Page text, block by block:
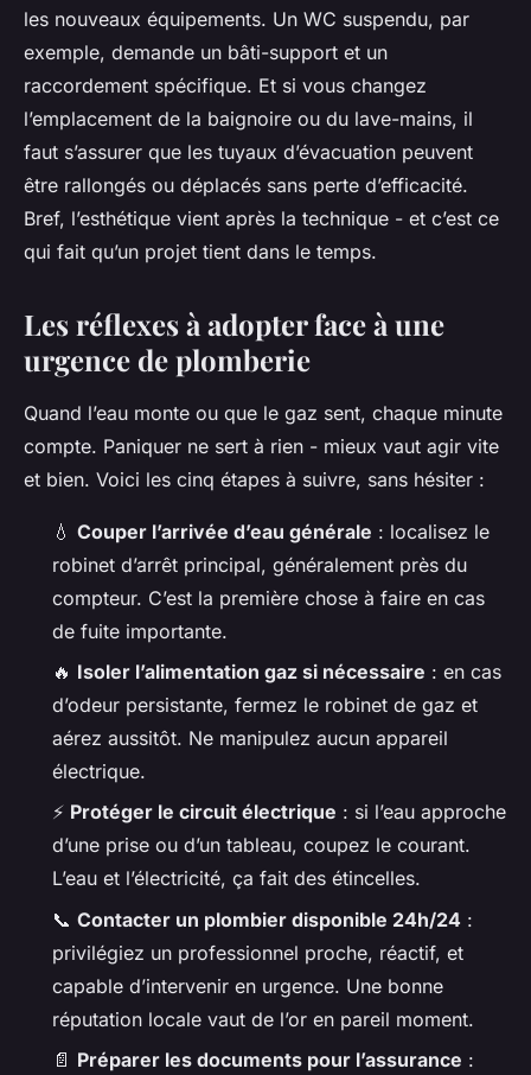
les nouveaux équipements. Un WC suspendu, par
exemple, demande un bâti-support et un
raccordement spécifique. Et si vous changez
l’emplacement de la baignoire ou du lave-mains, il
faut s’assurer que les tuyaux d’évacuation peuvent
être rallongés ou déplacés sans perte d’efficacité.
Bref, l’esthétique vient après la technique - et c’est ce
qui fait qu’un projet tient dans le temps.
Les réflexes à adopter face à une
urgence de plomberie
Quand l’eau monte ou que le gaz sent, chaque minute
compte. Paniquer ne sert à rien - mieux vaut agir vite
et bien. Voici les cinq étapes à suivre, sans hésiter :
💧 Couper l’arrivée d’eau générale : localisez le
robinet d’arrêt principal, généralement près du
compteur. C’est la première chose à faire en cas
de fuite importante.
🔥 Isoler l’alimentation gaz si nécessaire : en cas
d’odeur persistante, fermez le robinet de gaz et
aérez aussitôt. Ne manipulez aucun appareil
électrique.
⚡ Protéger le circuit électrique : si l’eau approche
d’une prise ou d’un tableau, coupez le courant.
L’eau et l’électricité, ça fait des étincelles.
📞 Contacter un plombier disponible 24h/24 :
privilégiez un professionnel proche, réactif, et
capable d’intervenir en urgence. Une bonne
réputation locale vaut de l’or en pareil moment.
📄 Préparer les documents pour l’assurance :